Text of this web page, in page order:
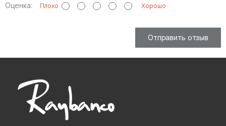
Оценка: Плохо Хорошо
Отправить отзыв